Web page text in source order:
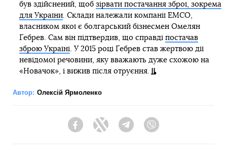
був здійснений, щоб зірвати постачання зброї, зокрема
для України. Склади належали компанії EMCO,
власником якої є болгарський бізнесмен Омелян
Ґебрев. Сам він підтвердив, що справді постачав
зброю Україні. У 2015 році Ґебрев став жертвою дії
невідомої речовини, яку вважають дуже схожою на
«Новачок», і вижив після отруєння.
Автор: Олексій Ярмоленко
FacebookTwitter Telegram